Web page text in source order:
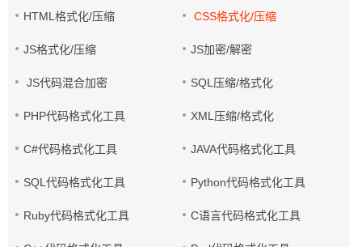
HTML格式化/压缩 CSS格式化/压缩
JS格式化/压缩 JS加密/解密
JS代码混合加密 SQL压缩/格式化
PHP代码格式化工具 XML压缩/格式化
C#代码格式化工具 JAVA代码格式化工具
SQL代码格式化工具 Python代码格式化工具
Ruby代码格式化工具 C语言代码格式化工具